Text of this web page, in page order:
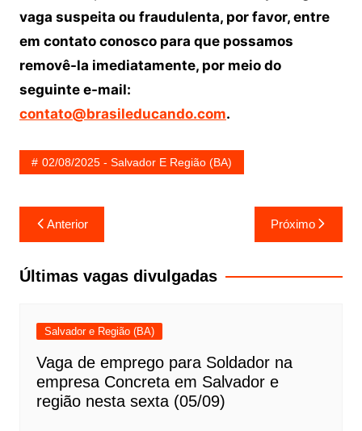
vaga suspeita ou fraudulenta, por favor, entre
em contato conosco para que possamos
removê-la imediatamente, por meio do
seguinte e-mail:
contato@brasileducando.com.
02/08/2025 - Salvador E Região (BA)
Navegação
de
Post
Anterior Próximo
Últimas vagas divulgadas
Salvador e Região (BA)
Vaga de emprego para Soldador na
empresa Concreta em Salvador e
região nesta sexta (05/09)